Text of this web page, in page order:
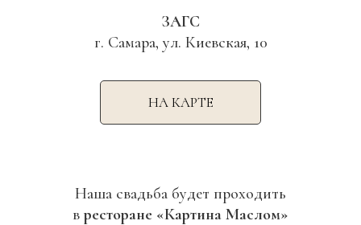
ЗАГС
г. Самара, ул. Киевская, 10
НА КАРТЕ
Наша свадьба будет проходить
в ресторане «Картина Маслом»